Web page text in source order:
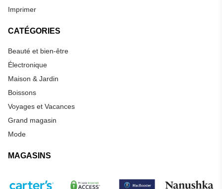
Imprimer
CATÉGORIES
Beauté et bien-être
Électronique
Maison & Jardin
Boissons
Voyages et Vacances
Grand magasin
Mode
MAGASINS